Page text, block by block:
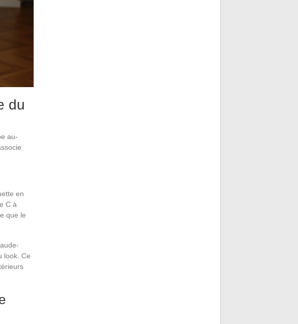
du
au-
en
C à
que le
look. Ce